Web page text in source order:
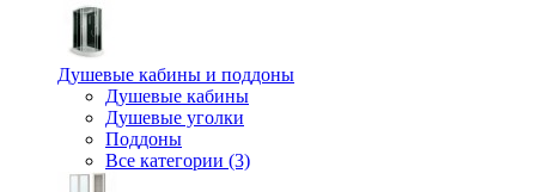
Душевые кабины и поддоны
Душевые кабины
Душевые уголки
Поддоны
Все категории (3)